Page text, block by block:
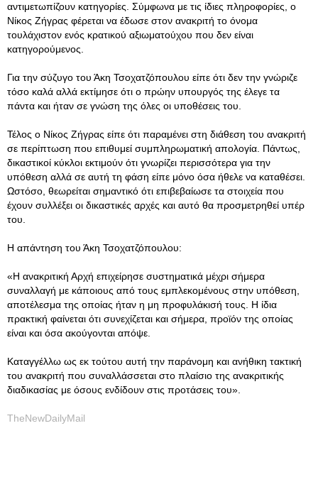
αντιμετωπίζουν κατηγορίες. Σύμφωνα με τις ίδιες πληροφορίες, ο
Νίκος Ζήγρας φέρεται να έδωσε στον ανακριτή το όνομα
τουλάχιστον ενός κρατικού αξιωματούχου που δεν είναι
κατηγορούμενος.
Για την σύζυγο του Άκη Τσοχατζόπουλου είπε ότι δεν την γνώριζε
τόσο καλά αλλά εκτίμησε ότι ο πρώην υπουργός της έλεγε τα
πάντα και ήταν σε γνώση της όλες οι υποθέσεις του.
Τέλος ο Νίκος Ζήγρας είπε ότι παραμένει στη διάθεση του ανακριτή
σε περίπτωση που επιθυμεί συμπληρωματική απολογία. Πάντως,
δικαστικοί κύκλοι εκτιμούν ότι γνωρίζει περισσότερα για την
υπόθεση αλλά σε αυτή τη φάση είπε μόνο όσα ήθελε να καταθέσει.
Ωστόσο, θεωρείται σημαντικό ότι επιβεβαίωσε τα στοιχεία που
έχουν συλλέξει οι δικαστικές αρχές και αυτό θα προσμετρηθεί υπέρ
του.
Η απάντηση του Άκη Τσοχατζόπουλου:
«Η ανακριτική Αρχή επιχείρησε συστηματικά μέχρι σήμερα
συναλλαγή με κάποιους από τους εμπλεκομένους στην υπόθεση,
αποτέλεσμα της οποίας ήταν η μη προφυλάκισή τους. Η ίδια
πρακτική φαίνεται ότι συνεχίζεται και σήμερα, προϊόν της οποίας
είναι και όσα ακούγονται απόψε.
Καταγγέλλω ως εκ τούτου αυτή την παράνομη και ανήθικη τακτική
του ανακριτή που συναλλάσσεται στο πλαίσιο της ανακριτικής
διαδικασίας με όσους ενδίδουν στις προτάσεις του».
TheNewDailyMail